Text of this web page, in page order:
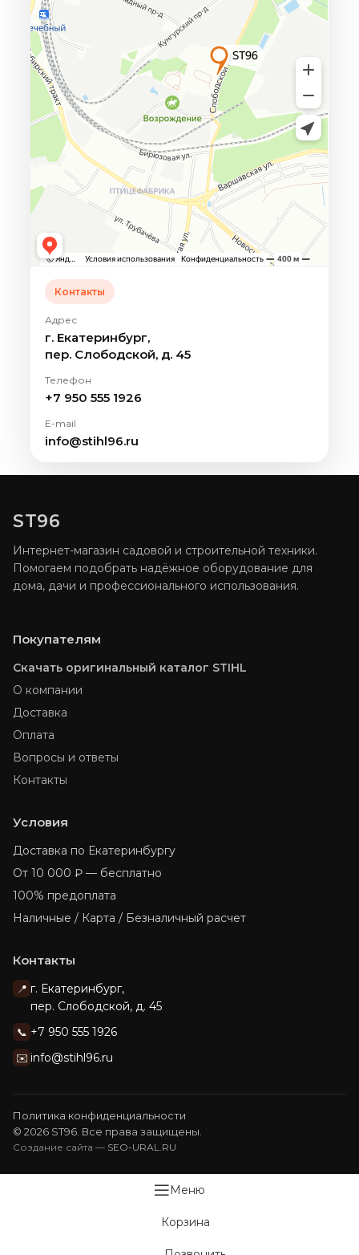
Контакты
Адрес
г. Екатеринбург,
пер. Слободской, д. 45
Телефон
+7 950 555 1926
E-mail
info@stihl96.ru
ST96
Интернет-магазин садовой и строительной техники.
Помогаем подобрать надёжное оборудование для
дома, дачи и профессионального использования.
Покупателям
Скачать оригинальный каталог STIHL
О компании
Доставка
Оплата
Вопросы и ответы
Контакты
Условия
Доставка по Екатеринбургу
От 10 000 ₽ — бесплатно
100% предоплата
Наличные / Карта / Безналичный расчет
Контакты
📍 г. Екатеринбург,
пер. Слободской, д. 45
📞 +7 950 555 1926
✉️ info@stihl96.ru
Политика конфиденциальности
© 2026 ST96. Все права защищены.
Создание сайта — SEO-URAL.RU
Меню
Корзина